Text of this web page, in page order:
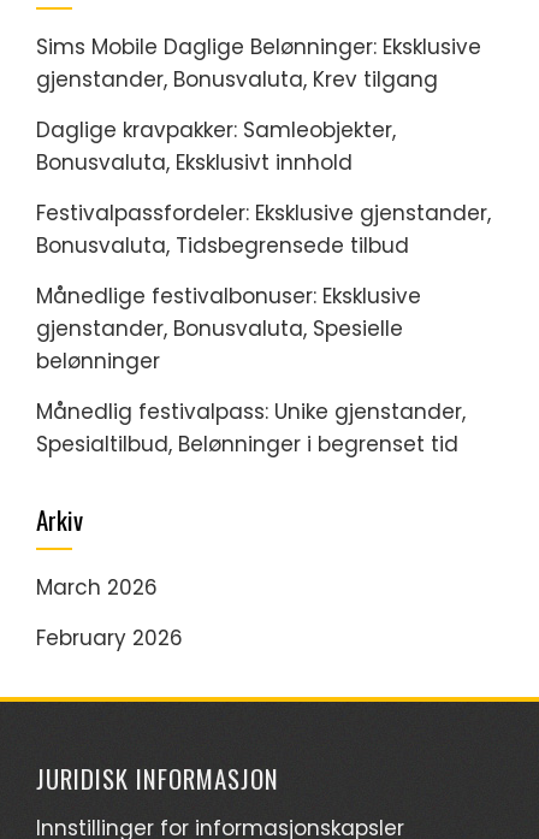
Sims Mobile Daglige Belønninger: Eksklusive
gjenstander, Bonusvaluta, Krev tilgang
Daglige kravpakker: Samleobjekter,
Bonusvaluta, Eksklusivt innhold
Festivalpassfordeler: Eksklusive gjenstander,
Bonusvaluta, Tidsbegrensede tilbud
Månedlige festivalbonuser: Eksklusive
gjenstander, Bonusvaluta, Spesielle
belønninger
Månedlig festivalpass: Unike gjenstander,
Spesialtilbud, Belønninger i begrenset tid
Arkiv
March 2026
February 2026
JURIDISK INFORMASJON
Innstillinger for informasjonskapsler